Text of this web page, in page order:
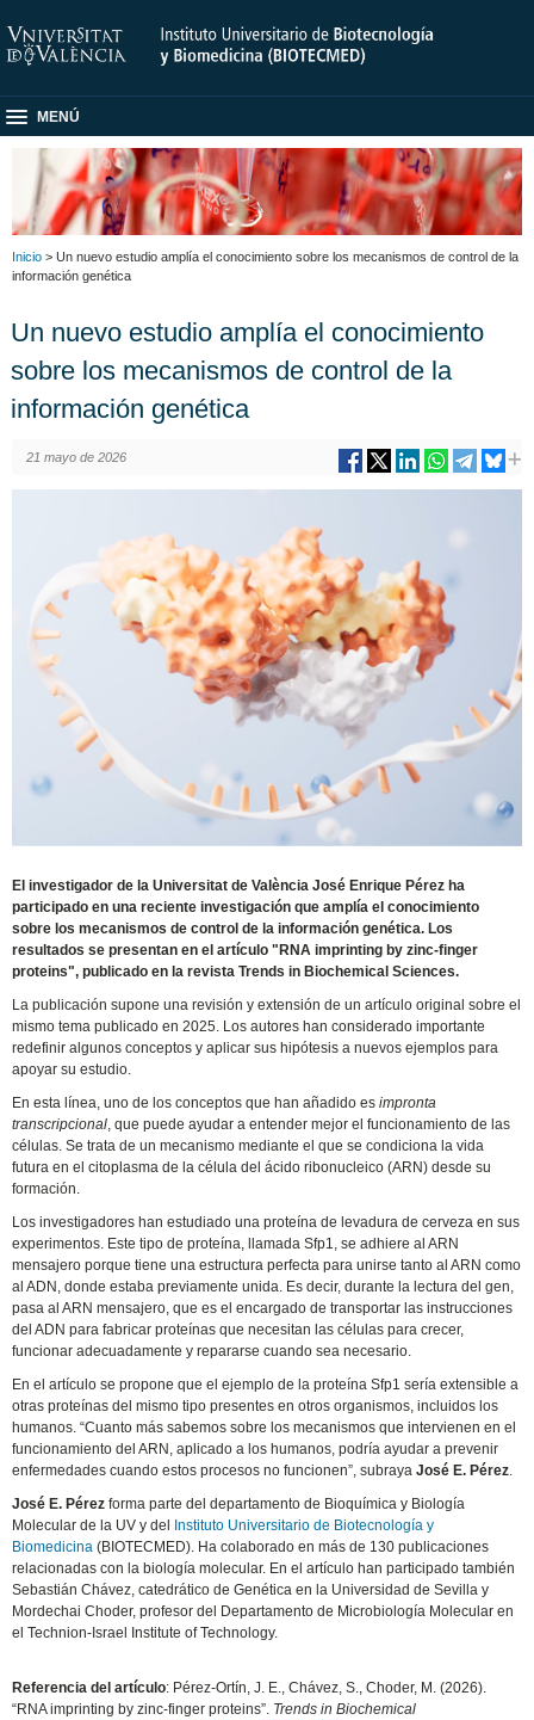
MENÚ
Inicio > Un nuevo estudio amplía el conocimiento sobre los mecanismos de control de la
información genética
Un nuevo estudio amplía el conocimiento
sobre los mecanismos de control de la
información genética
21 mayo de 2026
El investigador de la Universitat de València José Enrique Pérez ha
participado en una reciente investigación que amplía el conocimiento
sobre los mecanismos de control de la información genética. Los
resultados se presentan en el artículo "RNA imprinting by zinc-finger
proteins", publicado en la revista Trends in Biochemical Sciences.
La publicación supone una revisión y extensión de un artículo original sobre el
mismo tema publicado en 2025. Los autores han considerado importante
redefinir algunos conceptos y aplicar sus hipótesis a nuevos ejemplos para
apoyar su estudio.
En esta línea, uno de los conceptos que han añadido esimpronta
transcripcional, que puede ayudar a entender mejor el funcionamiento de las
células. Se trata de un mecanismo mediante el que se condiciona la vida
futura en el citoplasma de la célula del ácido ribonucleico (ARN) desde su
formación.
Los investigadores han estudiado una proteína de levadura de cerveza en sus
experimentos. Este tipo de proteína, llamada Sfp1, se adhiere al ARN
mensajero porque tiene una estructura perfecta para unirse tanto al ARN como
al ADN, donde estaba previamente unida. Es decir, durante la lectura del gen,
pasa al ARN mensajero, que es el encargado de transportar las instrucciones
del ADN para fabricar proteínas que necesitan las células para crecer,
funcionar adecuadamente y repararse cuando sea necesario.
En el artículo se propone que el ejemplo de la proteína Sfp1 sería extensible a
otras proteínas del mismo tipo presentes en otros organismos, incluidos los
humanos. “Cuanto más sabemos sobre los mecanismos que intervienen en el
funcionamiento del ARN, aplicado a los humanos, podría ayudar a prevenir
enfermedades cuando estos procesos no funcionen”, subrayaJosé E. Pérez.
José E. Pérez forma parte del departamento de Bioquímica y Biología
Molecular de la UV y del
Instituto Universitario de Biotecnología y
Biomedicina (BIOTECMED). Ha colaborado en más de 130 publicaciones
relacionadas con la biología molecular. En el artículo han participado también
Sebastián Chávez, catedrático de Genética en la Universidad de Sevilla y
Mordechai Choder, profesor del Departamento de Microbiología Molecular en
el Technion-Israel Institute of Technology.
Referencia del artículo: Pérez-Ortín, J. E., Chávez, S., Choder, M. (2026).
“RNA imprinting by zinc-finger proteins”. Trends in Biochemical